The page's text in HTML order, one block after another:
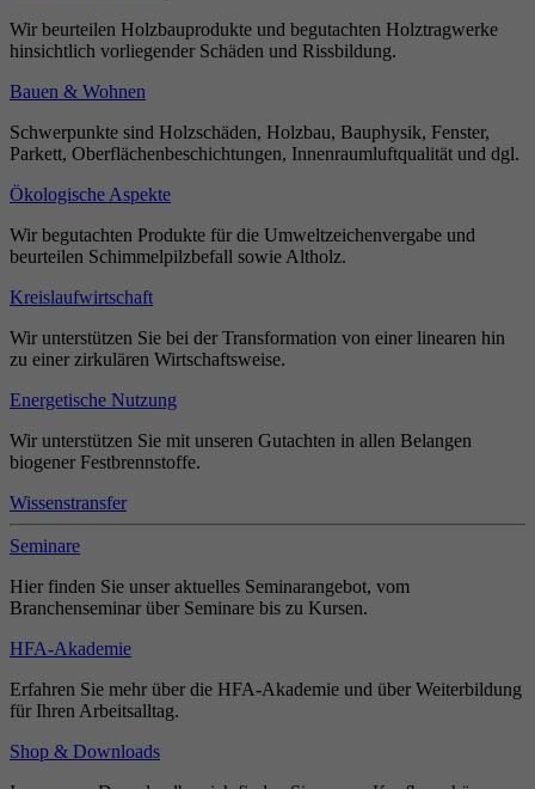
Wir beurteilen Holzbauprodukte und begutachten Holztragwerke
hinsichtlich vorliegender Schäden und Rissbildung.
Bauen & Wohnen
Schwerpunkte sind Holzschäden, Holzbau, Bauphysik, Fenster,
Parkett, Oberflächenbeschichtungen, Innenraumluftqualität und dgl.
Ökologische Aspekte
Wir begutachten Produkte für die Umweltzeichenvergabe und
beurteilen Schimmelpilzbefall sowie Altholz.
Kreislaufwirtschaft
Wir unterstützen Sie bei der Transformation von einer linearen hin
zu einer zirkulären Wirtschaftsweise.
Energetische Nutzung
Wir unterstützen Sie mit unseren Gutachten in allen Belangen
biogener Festbrennstoffe.
Wissenstransfer
Seminare
Hier finden Sie unser aktuelles Seminarangebot, vom
Branchenseminar über Seminare bis zu Kursen.
HFA-Akademie
Erfahren Sie mehr über die HFA-Akademie und über Weiterbildung
für Ihren Arbeitsalltag.
Shop & Downloads